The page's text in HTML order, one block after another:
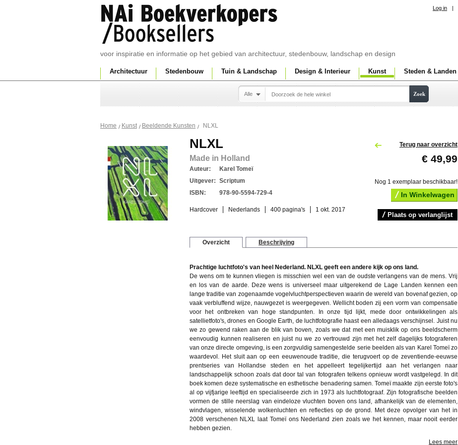
voor inspiratie en informatie op het gebied van architectuur, stedenbouw, landschap en design
Log in |
Architectuur Stedenbouw Tuin & Landschap Design & Interieur Kunst Steden & Landen
Alle Zoek
Home Kunst Beeldende Kunsten NLXL
Terug naar overzicht
€ 49,99
Nog 1 exemplaar beschikbaar!
In Winkelwagen
Plaats op verlanglijst
NLXL
Made in Holland
Auteur:
Karel Tomeï
Uitgever: Scriptum
ISBN:
978-90-5594-729-4
Hardcover Nederlands 400 pagina's 1 okt. 2017
Overzicht Beschrijving
Prachtige luchtfoto's van heel Nederland. NLXL geeft een andere kijk op ons land.
De wens om te kunnen vliegen is misschien wel een van de oudste verlangens van de mens. Vrij
en los van de aarde. Deze wens is universeel maar uitgerekend de Lage Landen kennen een
lange traditie van zogenaamde vogelvluchtperspectieven waarin de wereld van bovenaf gezien, op
vaak verbluffend wijze, nauwgezet is weergegeven. Wellicht boden zij een vorm van compensatie
voor het ontbreken van hoge standpunten. In onze tijd lijkt, mede door ontwikkelingen als
satellietfoto's, drones en Google Earth, de luchtfotografie haast een alledaags verschijnsel. Juist nu
we zo gewend raken aan de blik van boven, zoals we dat met een muisklik op ons beeldscherm
eenvoudig kunnen realiseren en juist nu we zo vertrouwd zijn met het zelf dagelijks fotograferen
van onze directe omgeving, is een zorgvuldig samengestelde serie beelden als van Karel Tomeï zo
waardevol. Het sluit aan op een eeuwenoude traditie, die terugvoert op de zeventiende-eeuwse
prentseries van Hollandse steden en het appelleert tegelijkertijd aan het verlangen naar
landschappelijk schoon zoals dat door tal van fotografen telkens opnieuw wordt vastgelegd. In dit
boek komen deze systematische en esthetische benadering samen. Tomeï maakte zijn eerste foto's
al op vijfjarige leeftijd en specialiseerde zich in 1973 als luchtfotograaf. Zijn fotografische beelden
vormen de stille neerslag van eindeloze vluchten boven ons land, afhankelijk van de elementen,
windvlagen, wisselende wolkenluchten en reflecties op de grond. Met deze opvolger van het in
2008 verschenen NLXL laat Tomeï ons Nederland zien zoals we het kennen, maar nooit eerder
hebben gezien.
Lees meer